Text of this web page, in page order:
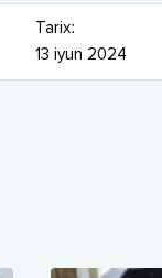
Tarix:
13 iyun 2024